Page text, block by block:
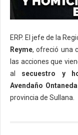
ERP. El jefe de la
Reyme, ofreció una
las acciones que
al secuestro y
Avendaño
provincia de Sullana.